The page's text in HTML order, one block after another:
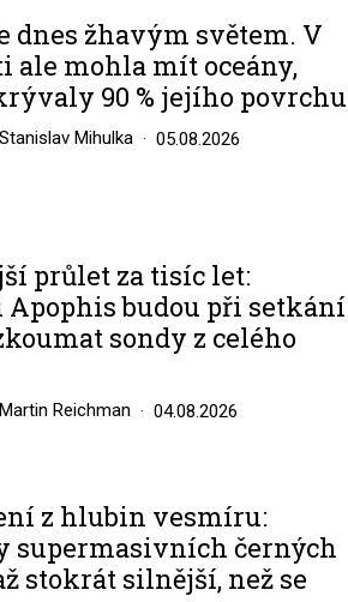
dnes žhavým světem. V
ale mohla mít oceány,
90 % jejího povrchu
Stanislav Mihulka 05.08.2026
průlet za tisíc let:
budou při setkání
sondy z celého
Martin Reichman 04.08.2026
z hlubin vesmíru:
supermasivních černých
stokrát silnější, než se